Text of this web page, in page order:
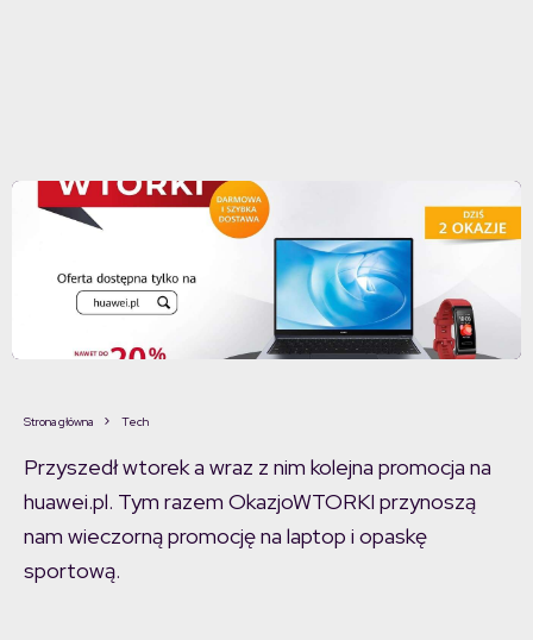
Strona główna Tech
Przyszedł wtorek a wraz z nim kolejna promocja na
huawei.pl. Tym razem OkazjoWTORKI przynoszą
nam wieczorną promocję na laptop i opaskę
sportową.